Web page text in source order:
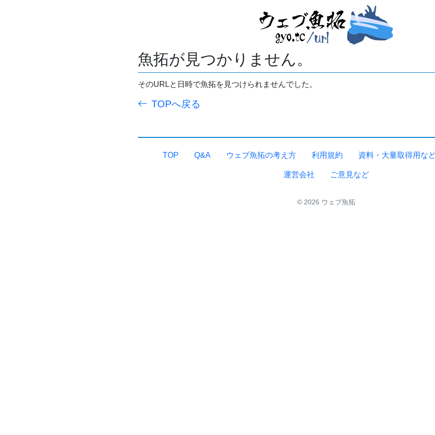
魚拓が見つかりません。
そのURLと日時で魚拓を見つけられませんでした。
TOPへ戻る
TOP Q&A ウェブ魚拓の考え方 利用規約 資料・大量取得用な
運営会社 ご意見など
© 2026 ウェブ魚拓